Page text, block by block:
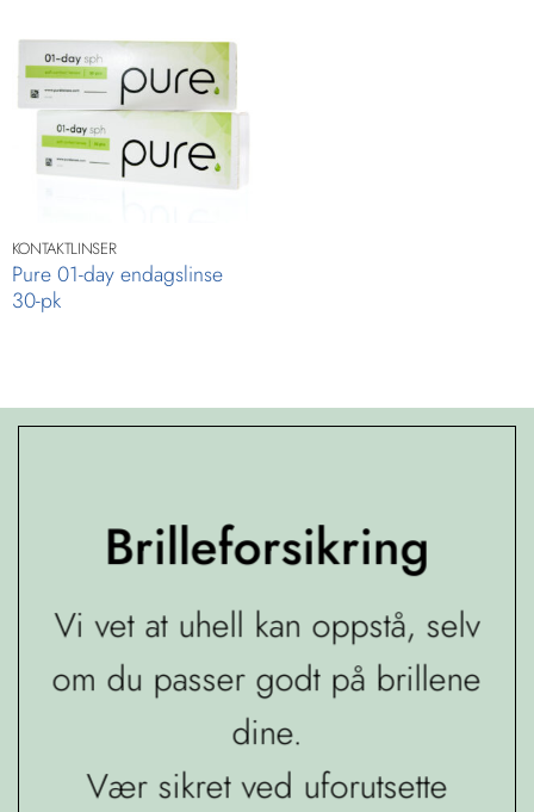
KONTAKTLINSER
Pure 01-day endagslinse
30-pk
Brilleforsikring
Vi vet at uhell kan oppstå, selv
om du passer godt på brillene
dine.
Vær sikret ved uforutsette